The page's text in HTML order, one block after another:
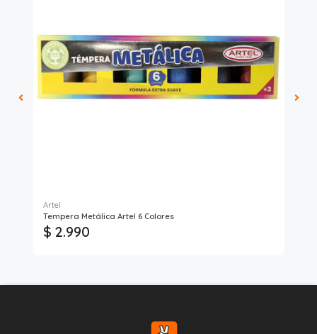
Artel
Tempera Metálica Artel 6 Colores
$ 2.990